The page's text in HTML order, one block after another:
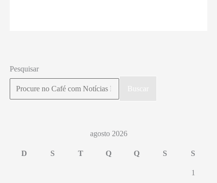
por
Pesquisar
Buscar
agosto 2026
D S T Q Q S S
1